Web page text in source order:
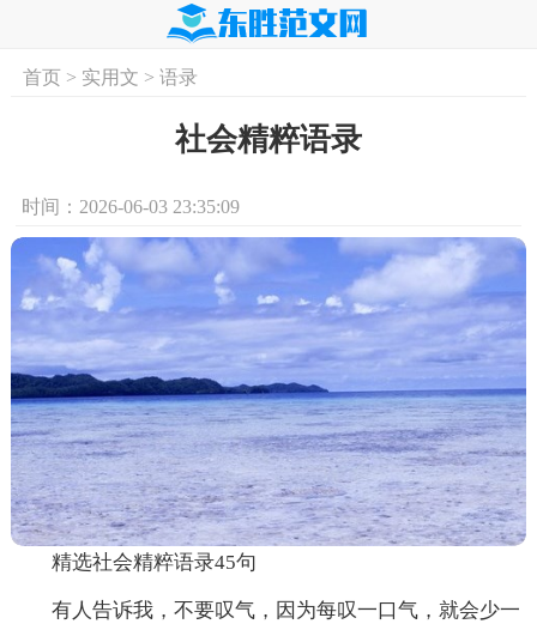
首页 实用文
首页> 实用文 > 语录
社会精粹语录
时间：2026-06-03 23:35:09
精选社会精粹语录45句
有人告诉我，不要叹气，因为每叹一口气，就会少一